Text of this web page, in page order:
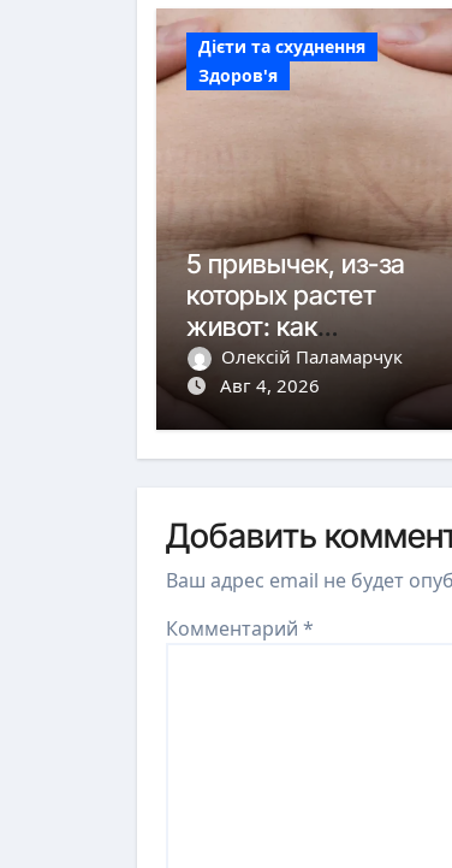
Дієти та схуднення
Здоров'я
5 привычек, из-за
которых растет
живот: как
остановить
накопление жира
Олексій Паламарчук
Авг 4, 2026
Добавить
Ваш адрес email не будет
Комментарий *